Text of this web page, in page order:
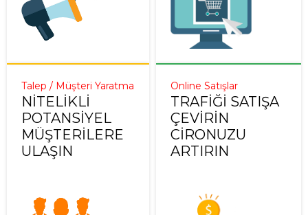
Talep / Müşteri Yaratma
NITELIKLI
POTANSIYEL
MÜŞTERILERE
ULAŞIN
Online Satışlar
TRAFIĞI SATIŞA
ÇEVIRIN
CIRONUZU
ARTIRIN